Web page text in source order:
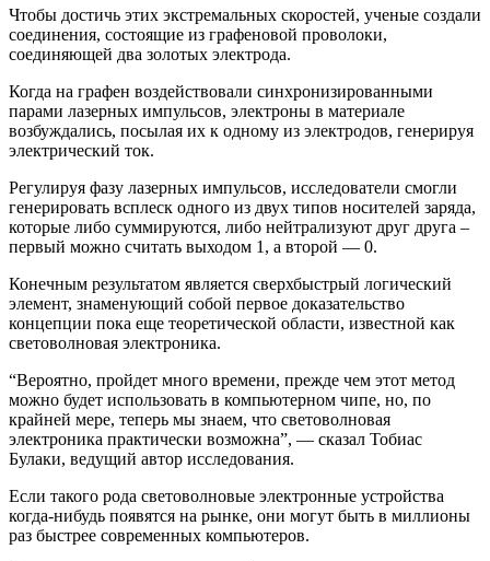
Чтобы достичь этих экстремальных скоростей, ученые создали
соединения, состоящие из графеновой проволоки,
соединяющей два золотых электрода.
Когда на графен воздействовали синхронизированными
парами лазерных импульсов, электроны в материале
возбуждались, посылая их к одному из электродов, генерируя
электрический ток.
Регулируя фазу лазерных импульсов, исследователи смогли
генерировать всплеск одного из двух типов носителей заряда,
которые либо суммируются, либо нейтрализуют друг друга –
первый можно считать выходом 1, а второй — 0.
Конечным результатом является сверхбыстрый логический
элемент, знаменующий собой первое доказательство
концепции пока еще теоретической области, известной как
световолновая электроника.
“Вероятно, пройдет много времени, прежде чем этот метод
можно будет использовать в компьютерном чипе, но, по
крайней мере, теперь мы знаем, что световолновая
электроника практически возможна”, — сказал Тобиас
Булаки, ведущий автор исследования.
Если такого рода световолновые электронные устройства
когда-нибудь появятся на рынке, они могут быть в миллионы
раз быстрее современных компьютеров.